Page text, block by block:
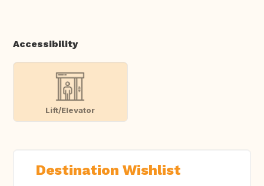
Accessibility
Lift/Elevator
Destination Wishlist